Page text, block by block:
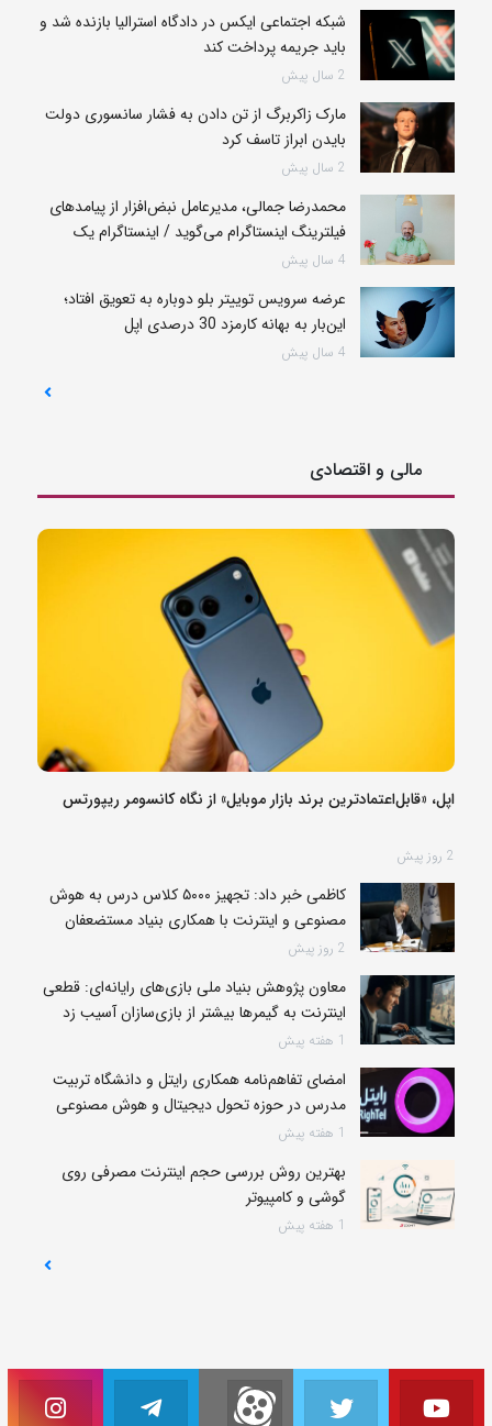
شبکه اجتماعی ایکس در دادگاه استرالیا بازنده شد و
باید جریمه پرداخت کند
2 سال پیش
مارک زاکربرگ از تن دادن به فشار سانسوری دولت
بایدن ابراز تاسف کرد
2 سال پیش
محمدرضا جمالی، مدیرعامل نبض‌افزار از پیامدهای
فیلترینگ اینستاگرام می‌گوید / اینستاگرام یک
سکوی اقتصادی است، نه سیاسی
4 سال پیش
عرضه سرویس توییتر بلو دوباره به تعویق افتاد؛
این‌بار به بهانه کارمزد 30 درصدی اپل
4 سال پیش
مالی و اقتصادی
اپل، «قابل‌اعتمادترین برند بازار موبایل» از نگاه کانسومر ریپورتس
2 روز پیش
کاظمی خبر داد: تجهیز ۵۰۰۰ کلاس درس به هوش
مصنوعی و اینترنت با همکاری بنیاد مستضعفان
2 روز پیش
معاون پژوهش بنیاد ملی بازی‌های رایانه‌ای: قطعی
اینترنت به گیمرها بیشتر از بازی‌سازان آسیب زد
1 هفته پیش
امضای تفاهم‌نامه همکاری رایتل و دانشگاه تربیت
مدرس در حوزه تحول دیجیتال و هوش مصنوعی
1 هفته پیش
بهترین روش بررسی حجم اینترنت مصرفی روی
گوشی و کامپیوتر
1 هفته پیش